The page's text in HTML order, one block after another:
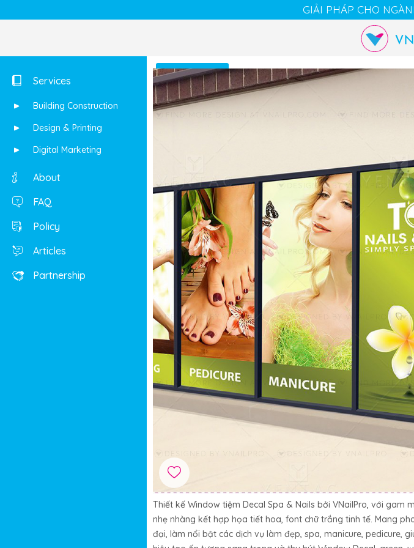
GIẢI PHÁP CHO
Shop Cart Chat
Services
Building Construction
Design & Printing
Digital Marketing
About
FAQ
Policy
Articles
Partnership
Thiết kế Window tiệm Decal Spa & Nails bởi VNailPro, với gam
nhẹ nhàng kết hợp họa tiết hoa, font chữ trắng tinh tế. Mang
đại, làm nổi bật các dịch vụ làm đẹp, spa, manicure, pedicure,